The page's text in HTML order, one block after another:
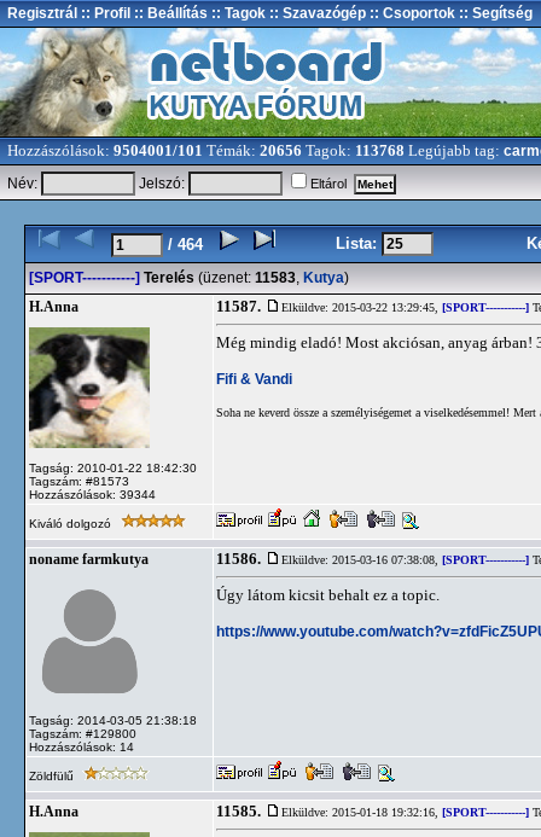
Regisztrál :: Profil :: Beállítás :: Tagok :: Szavazógép :: Csoportok :: Segítség
Hozzászólások: 9504001/101 Témák: 20656 Tagok: 113768 Legújabb tag:
Név:
Jelszó: Eltárol
/ 464 Lista:
[SPORT-----------] Terelés (üzenet: 11583, Kutya)
H.Anna
Tagság: 2010-01-22 18:42:30
Tagszám: #81573
Hozzászólások: 39344
11587. Elküldve: 2015-03-22 13:29:45, [SPORT-----------]
Még mindig eladó! Most akciósan, anyag árban!
Fifi & Vandi
Soha ne keverd össze a személyiségemet a viselkedésemmel!
Kiváló dolgozó
noname farmkutya
Tagság: 2014-03-05 21:38:18
Tagszám: #129800
Hozzászólások: 14
11586. Elküldve: 2015-03-16 07:38:08, [SPORT-----------]
Úgy látom kicsit behalt ez a topic.
https://www.youtube.com/
Zöldfülű
H.Anna 11585. Elküldve: 2015-01-18 19:32:16, [SPORT-----------]